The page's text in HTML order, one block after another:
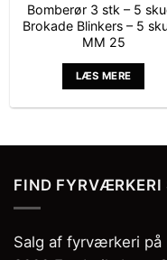
Bomberør 3 stk – 5
Brokade Blinkers – 5
MM 25
LÆS MERE
FIND FYRVÆRKERI
Salg af fyrværkeri på